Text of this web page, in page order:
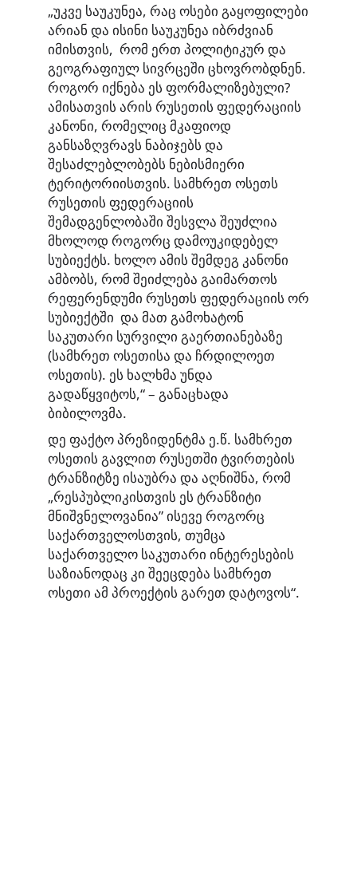
„უკვე საუკუნეა, რაც ოსები გაყოფილები
არიან და ისინი საუკუნეა იბრძვიან
იმისთვის, რომ ერთ პოლიტიკურ და
გეოგრაფიულ სივრცეში ცხოვრობდნენ.
როგორ იქნება ეს ფორმალიზებული?
ამისათვის არის რუსეთის ფედერაციის
კანონი, რომელიც მკაფიოდ
განსაზღვრავს ნაბიჯებს და
შესაძლებლობებს ნებისმიერი
ტერიტორიისთვის. სამხრეთ ოსეთს
რუსეთის ფედერაციის
შემადგენლობაში შესვლა შეუძლია
მხოლოდ როგორც დამოუკიდებელ
სუბიექტს. ხოლო ამის შემდეგ კანონი
ამბობს, რომ შეიძლება გაიმართოს
რეფერენდუმი რუსეთს ფედერაციის ორ
სუბიექტში და მათ გამოხატონ
საკუთარი სურვილი გაერთიანებაზე
(სამხრეთ ოსეთისა და ჩრდილოეთ
ოსეთის). ეს ხალხმა უნდა
გადაწყვიტოს,“ – განაცხადა
ბიბილოვმა.
დე ფაქტო პრეზიდენტმა ე.წ. სამხრეთ
ოსეთის გავლით რუსეთში ტვირთების
ტრანზიტზე ისაუბრა და აღნიშნა, რომ
„რესპუბლიკისთვის ეს ტრანზიტი
მნიშვნელოვანია” ისევე როგორც
საქართველოსთვის, თუმცა
საქართველო საკუთარი ინტერესების
საზიანოდაც კი შეეცდება სამხრეთ
ოსეთი ამ პროექტის გარეთ დატოვოს“.